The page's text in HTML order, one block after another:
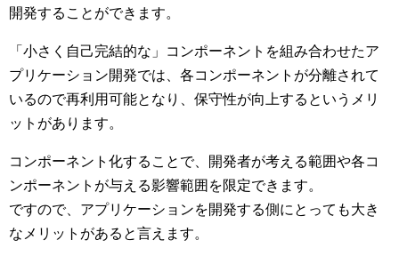
開発することができます。
「小さく自己完結的な」コンポーネントを組み合わせたア
プリケーション開発では、各コンポーネントが分離されて
いるので再利用可能となり、保守性が向上するというメリ
ットがあります。
コンポーネント化することで、開発者が考える範囲や各コ
ンポーネントが与える影響範囲を限定できます。
ですので、アプリケーションを開発する側にとっても大き
なメリットがあると言えます。